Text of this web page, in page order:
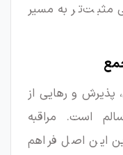
مثبت‌تر به مسیر
پذیرش و رهایی از
است. مراقبه
این اصل فراهم